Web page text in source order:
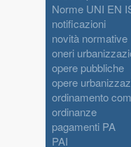
Norme UNI EN
notificazioni
novità normative
oneri
opere pubbliche
opere
ordinamento
ordinanze
pagamenti PA
PAI